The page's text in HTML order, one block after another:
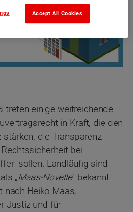
treten einige weitreichende
in Kraft, die den
die Transparenz
bei
sollen. Landläufig sind
„Maas-Novelle“ bekannt
nach Heiko Maas,
Justiz und für
Accept All Cookies